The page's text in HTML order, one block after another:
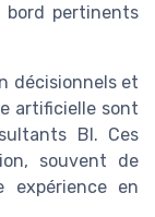
pertinents
décisionnels et
artificielle sont
BI. Ces
souvent de
expérience en